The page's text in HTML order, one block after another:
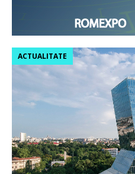
ACTUALITATE